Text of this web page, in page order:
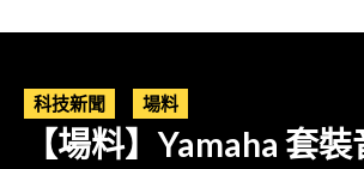
科技新聞 場料
【場料】Yamaha 套